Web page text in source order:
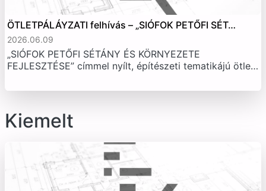
ÖTLETPÁLÁYZATI felhívás – „SIÓFOK PETŐFI SÉT…
2026.06.09
„SIÓFOK PETŐFI SÉTÁNY ÉS KÖRNYEZETE
FEJLESZTÉSE” címmel nyílt, építészeti tematikájú ötle…
Kiemelt